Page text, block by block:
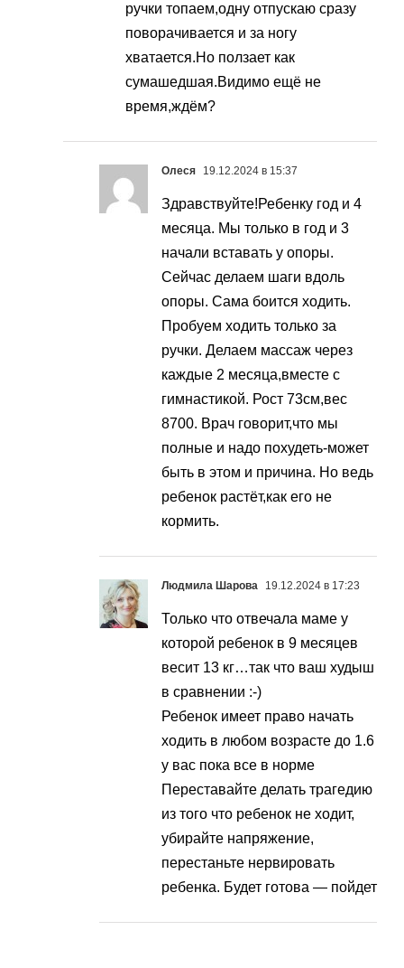
ручки топаем,одну отпускаю сразу
поворачивается и за ногу
хватается.Но ползает как
сумашедшая.Видимо ещё не
время,ждём?
Олеся 19.12.2024 в 15:37
Здравствуйте!Ребенку год и 4
месяца. Мы только в год и 3
начали вставать у опоры.
Сейчас делаем шаги вдоль
опоры. Сама боится ходить.
Пробуем ходить только за
ручки. Делаем массаж через
каждые 2 месяца,вместе с
гимнастикой. Рост 73см,вес
8700. Врач говорит,что мы
полные и надо похудеть-может
быть в этом и причина. Но ведь
ребенок растёт,как его не
кормить.
Людмила Шарова 19.12.2024 в 17:23
Только что отвечала маме у
которой ребенок в 9 месяцев
весит 13 кг…так что ваш худыш
в сравнении :-)
Ребенок имеет право начать
ходить в любом возрасте до 1.6
у вас пока все в норме
Переставайте делать трагедию
из того что ребенок не ходит,
убирайте напряжение,
перестаньте нервировать
ребенка. Будет готова — пойдет